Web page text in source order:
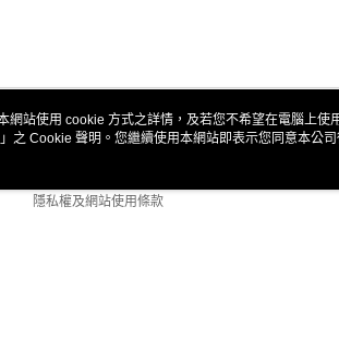
關於我們
隱私權及網站使用條款
網站使用 cookie 方式之詳情，及若您不希望在電腦上使
」之 Cookie 聲明。您繼續使用本網站即表示您同意本公